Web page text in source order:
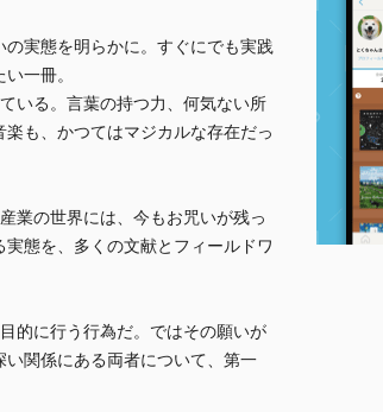
実態を明らかに。すぐにでも実践
一冊。
いる。言葉の持つ力、何気ない所
も、かつてはマジカルな存在だっ
の世界には、今もお咒いが残っ
態を、多くの文献とフィールドワ
的に行う行為だ。ではその願いが
関係にある両者について、第一